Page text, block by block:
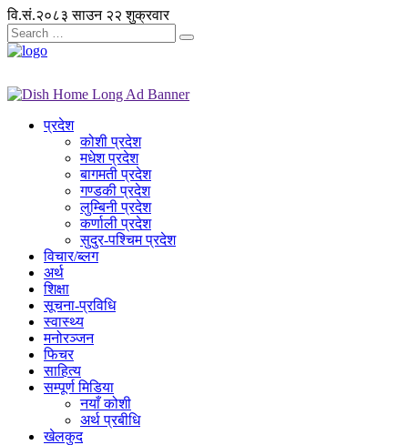
वि.सं.२०८३ साउन २२ शुक्रवार
प्रदेश
कोशी प्रदेश
मधेश प्रदेश
बागमती प्रदेश
गण्डकी प्रदेश
लुम्बिनी प्रदेश
कर्णाली प्रदेश
सुदुर-पश्चिम प्रदेश
विचार/ब्लग
अर्थ
शिक्षा
सूचना-प्रविधि
स्वास्थ्य
मनोरञ्जन
फिचर
साहित्य
सम्पूर्ण मिडिया
नयाँ कोशी
अर्थ प्रबीधि
खेलकुद